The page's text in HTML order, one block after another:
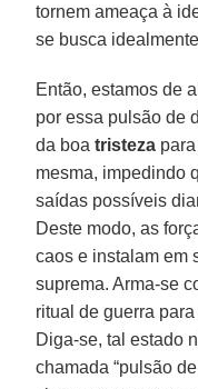
tornem ameaça à
se busca
Então, estamos de
por essa pulsão de
da boatristeza
mesma, impedindo
saídas possíveis
Deste modo, as
caos e instalam em
suprema. Arma-se
ritual de guerra
Diga-se, tal estado
chamada “pulsão